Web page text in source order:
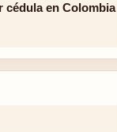
cédula en Colombia